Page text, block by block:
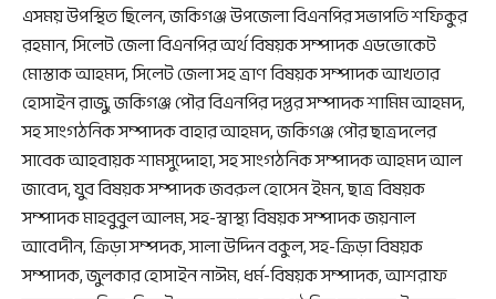
এসময় উপস্থিত ছিলেন, জকিগঞ্জ উপজেলা বিএনপির সভাপতি শফিকুর
রহমান, সিলেট জেলা বিএনপির অর্থ বিষয়ক সম্পাদক এডভোকেট
মোস্তাক আহমদ, সিলেট জেলা সহ ত্রাণ বিষয়ক সম্পাদক আখতার
হোসাইন রাজু, জকিগঞ্জ পৌর বিএনপির দপ্তর সম্পাদক শামিম আহমদ,
সহ সাংগঠনিক সম্পাদক বাহার আহমদ, জকিগঞ্জ পৌর ছাত্রদলের
সাবেক আহবায়ক শামসুদ্দোহা, সহ সাংগঠনিক সম্পাদক আহমদ আল
জাবেদ, যুব বিষয়ক সম্পাদক জবরুল হোসেন ইমন, ছাত্র বিষয়ক
সম্পাদক মাহবুবুল আলম, সহ-স্বাস্থ্য বিষয়ক সম্পাদক জয়নাল
আবেদীন, ক্রিড়া সম্পদক, সালা উদ্দিন বকুল, সহ-ক্রিড়া বিষয়ক
সম্পাদক, জুলকার হোসাইন নাঈম, ধর্ম-বিষয়ক সম্পাদক, আশরাফ